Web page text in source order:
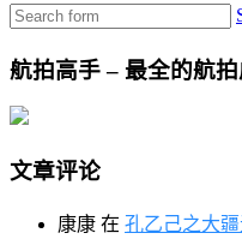
航拍高手 – 最全的航
文章评论
康康 在 孔乙己之大